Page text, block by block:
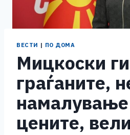
ВЕСТИ | ПО ДОМА
Мицкоски
граѓаните,
цените,